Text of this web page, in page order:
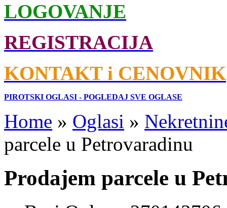
LOGOVANJE
REGISTRACIJA
KONTAKT i CENOVNIK
PIROTSKI OGLASI - POGLEDAJ SVE OGLASE
Home » Oglasi »
parcele u Petrovaradinu
Prodajem parcele u